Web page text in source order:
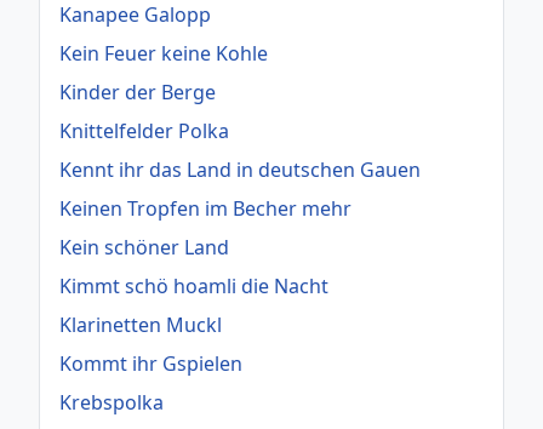
Kanapee Galopp
Kein Feuer keine Kohle
Kinder der Berge
Knittelfelder Polka
Kennt ihr das Land in deutschen Gauen
Keinen Tropfen im Becher mehr
Kein schöner Land
Kimmt schö hoamli die Nacht
Klarinetten Muckl
Kommt ihr Gspielen
Krebspolka